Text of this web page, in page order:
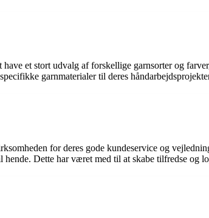
et stort udvalg af forskellige garnsorter og
garnmaterialer til deres
for deres gode kundeservice og
Dette har været med til at skabe tilfredse og